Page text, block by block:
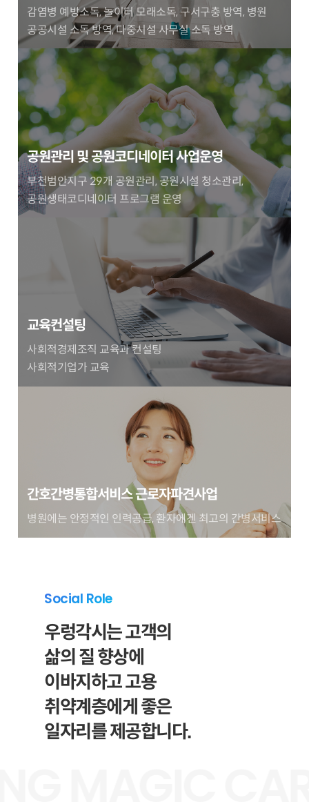
감염병 예방소독, 놀이터 모래소독, 구서구충 방역, 병원
공공시설 소독 방역, 다중시설 사무실 소독 방역
공원관리 및 공원코디네이터 사업운영
부천범안지구 29개 공원관리, 공원시설 청소관리,
공원생태코디네이터 프로그램 운영
교육컨설팅
사회적경제조직 교육과 컨설팅
사회적기업가 교육
간호간병통합서비스 근로자파견사업
병원에는 안정적인 인력공급, 환자에겐 최고의 간병서비스
Social Role
우렁각시는 고객의
삶의 질 향상에
이바지하고 고용
취약계층에게 좋은
일자리를 제공합니다.